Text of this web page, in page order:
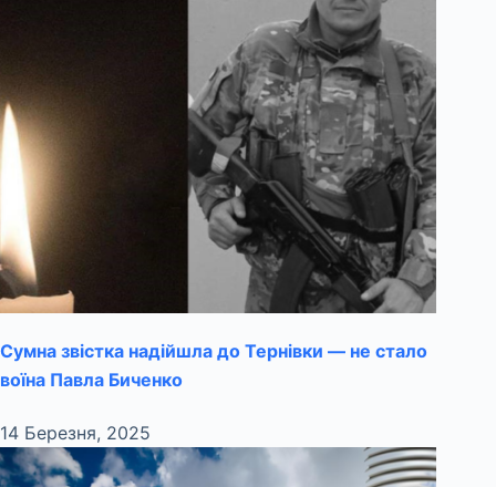
Сумна звістка надійшла до Тернівки — не стало
воїна Павла Биченко
14 Березня, 2025